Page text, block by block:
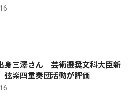
身三澤さん 芸術選奨文科大臣新
楽四重奏団活動が評価